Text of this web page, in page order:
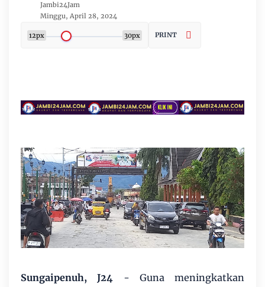
Jambi24Jam
Minggu, April 28, 2024
12px 30px PRINT
Sungaipenuh, J24 - Guna meningkatkan